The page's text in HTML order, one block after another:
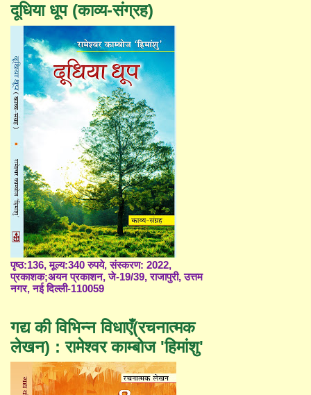
दूधिया धूप (काव्य-संग्रह)
पृष्ठ:136, मूल्य:340 रुपये, संस्करण: 2022,
प्रकाशक;अयन प्रकाशन, जे-19/39, राजापुरी, उत्तम
नगर, नई दिल्ली-110059
गद्य की विभिन्न विधाएँ(रचनात्मक
लेखन) : रामेश्वर काम्बोज 'हिमांशु'